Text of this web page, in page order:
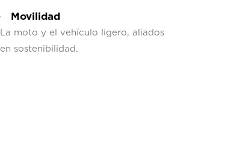
Movilidad
La moto y el vehículo ligero, aliados
en sostenibilidad.